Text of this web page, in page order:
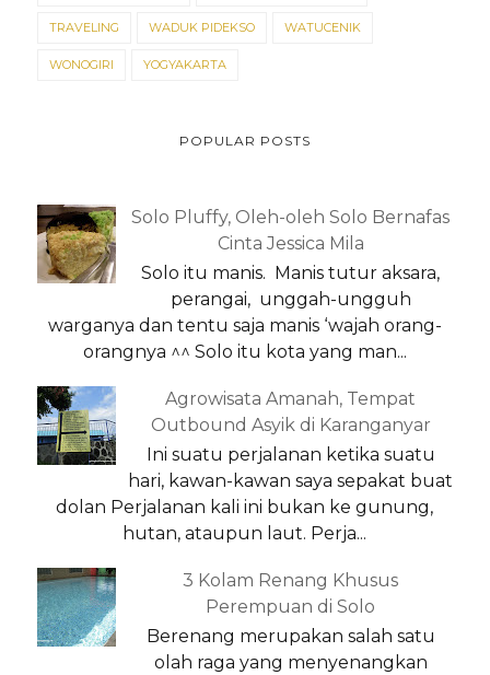
TRAVELING WADUK PIDEKSO WATUCENIK
WONOGIRI YOGYAKARTA
POPULAR POSTS
Solo Pluffy, Oleh-oleh Solo Bernafas
Cinta Jessica Mila
Solo itu manis. Manis tutur aksara,
perangai, unggah-ungguh
warganya dan tentu saja manis ‘wajah orang-
orangnya ^^ Solo itu kota yang man...
Agrowisata Amanah, Tempat
Outbound Asyik di Karanganyar
Ini suatu perjalanan ketika suatu
hari, kawan-kawan saya sepakat buat
dolan Perjalanan kali ini bukan ke gunung,
hutan, ataupun laut. Perja...
3 Kolam Renang Khusus
Perempuan di Solo
Berenang merupakan salah satu
olah raga yang menyenangkan